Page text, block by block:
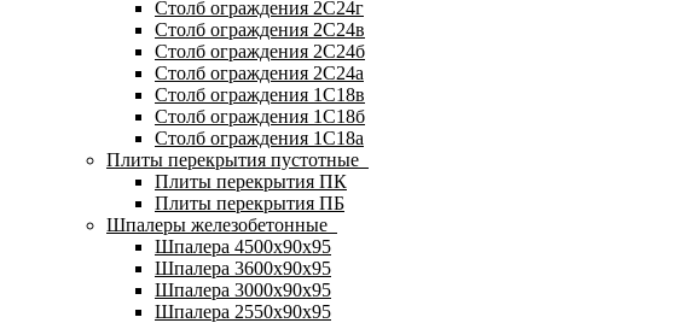
Столб ограждения 2С24г
Столб ограждения 2С24в
Столб ограждения 2С24б
Столб ограждения 2С24а
Столб ограждения 1С18в
Столб ограждения 1С18б
Столб ограждения 1С18а
Плиты перекрытия пустотные
Плиты перекрытия ПК
Плиты перекрытия ПБ
Шпалеры железобетонные
Шпалера 4500х90х95
Шпалера 3600х90х95
Шпалера 3000х90х95
Шпалера 2550х90х95